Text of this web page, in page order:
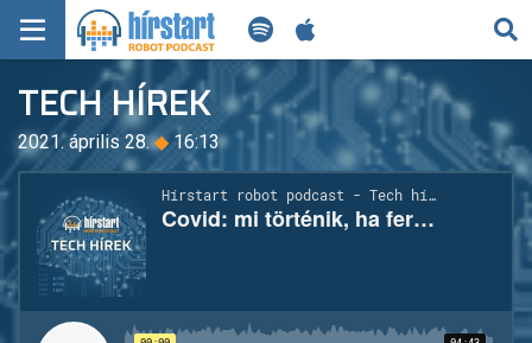
KERESÉS
KEZDŐLAP
FRISS HÍREK
TECH HÍREK
FILM-ZENE-SZÓRAKOZÁS
PLAYLIST
TECH HÍREK
2021. április 28.◆16:13